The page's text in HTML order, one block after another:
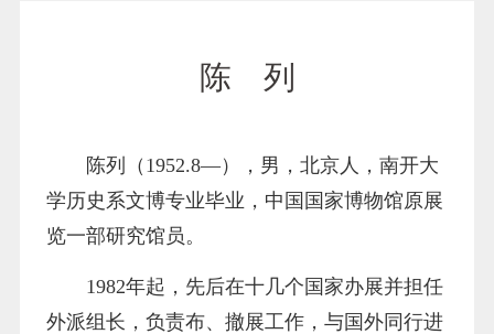
陈 列
陈列（1952.8—），男，北京人，南开大
学历史系文博专业毕业，中国国家博物馆原展
览一部研究馆员。
1982年起，先后在十几个国家办展并担任
外派组长，负责布、撤展工作，与国外同行进